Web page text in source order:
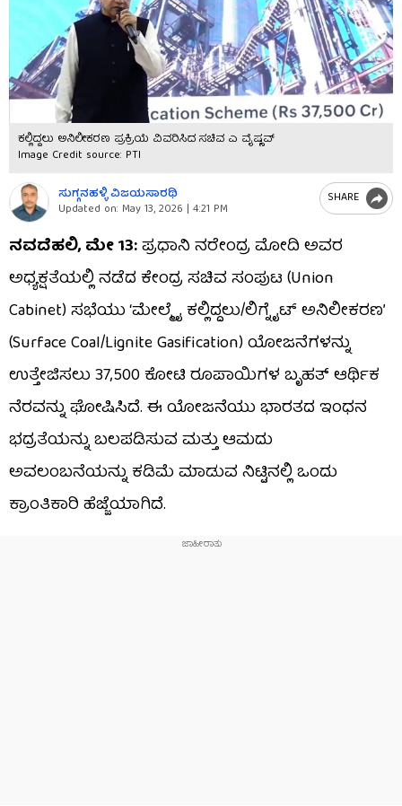
ಕಲ್ಲಿದ್ದಲು ಅನಿಲೀಕರಣ ಪ್ರಕ್ರಿಯೆ ವಿವರಿಸಿದ ಸಚಿವ ಎ ವೈಷ್ಣವ್
Image Credit source: PTI
ಸುಗ್ಗನಹಳ್ಳಿ ವಿಜಯಸಾರಥಿ
Updated on: May 13, 2026 | 4:21 PM
SHARE
ನವದೆಹಲಿ, ಮೇ 13:ಪ್ರಧಾನಿ ನರೇಂದ್ರ ಮೋದಿ ಅವರ
ಅಧ್ಯಕ್ಷತೆಯಲ್ಲಿ ನಡೆದ ಕೇಂದ್ರ ಸಚಿವ ಸಂಪುಟ (Union
Cabinet) ಸಭೆಯು ‘ಮೇಲ್ಮೈ ಕಲ್ಲಿದ್ದಲು/ಲಿಗ್ನೈಟ್ ಅನಿಲೀಕರಣ’
(Surface Coal/Lignite Gasification) ಯೋಜನೆಗಳನ್ನು
ಉತ್ತೇಜಿಸಲು 37,500 ಕೋಟಿ ರೂಪಾಯಿಗಳ ಬೃಹತ್ ಆರ್ಥಿಕ
ನೆರವನ್ನು ಘೋಷಿಸಿದೆ. ಈ ಯೋಜನೆಯು ಭಾರತದ ಇಂಧನ
ಭದ್ರತೆಯನ್ನು ಬಲಪಡಿಸುವ ಮತ್ತು ಆಮದು
ಅವಲಂಬನೆಯನ್ನು ಕಡಿಮೆ ಮಾಡುವ ನಿಟ್ಟಿನಲ್ಲಿ ಒಂದು
ಕ್ರಾಂತಿಕಾರಿ ಹೆಜ್ಜೆಯಾಗಿದೆ.